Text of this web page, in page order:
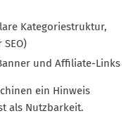
Kategoriestruktur,
und Affiliate-Links
ein Hinweis
als Nutzbarkeit.